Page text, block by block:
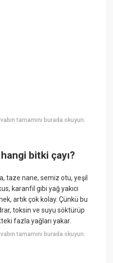
tamamını burada okuyun:
bitki çayı?
taze nane, semiz otu, yeşil
karanfil gibi yağ yakıcı
artık çok kolay. Çünkü bu
toksin ve suyu söktürüp
fazla yağları yakar.
tamamını burada okuyun: